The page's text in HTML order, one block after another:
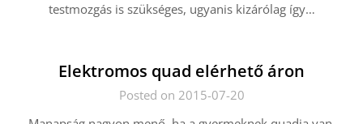
testmozgás is szükséges, ugyanis kizárólag így…
Elektromos quad elérhető áron
Posted on 2015-07-20